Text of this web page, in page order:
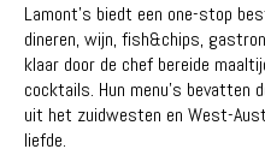
Lamont's biedt een one-stop
dineren, wijn, fish&chips,
klaar door de chef bereide
cocktails. Hun menu's bevatten
uit het zuidwesten en West-
liefde.